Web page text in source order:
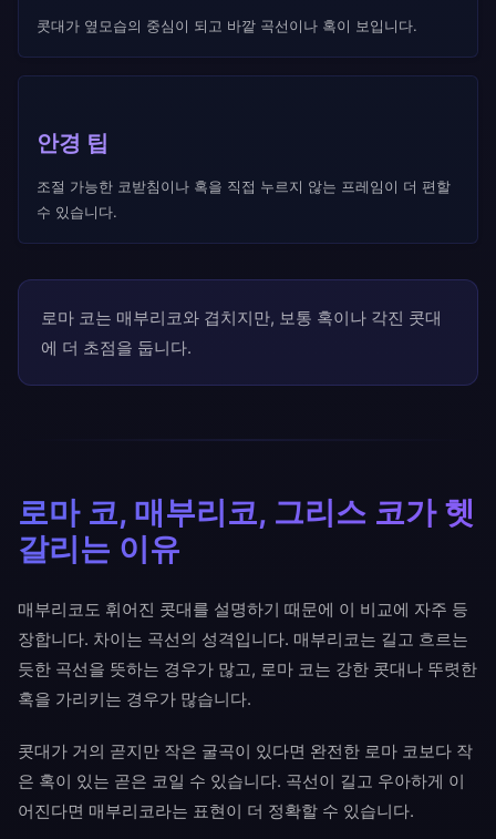
콧대가 옆모습의 중심이 되고 바깥 곡선이나 혹이 보입니다.
안경 팁
조절 가능한 코받침이나 혹을 직접 누르지 않는 프레임이 더 편할
수 있습니다.
로마 코는 매부리코와 겹치지만, 보통 혹이나 각진 콧대
에 더 초점을 둡니다.
로마 코, 매부리코, 그리스 코가 헷
갈리는 이유
매부리코도 휘어진 콧대를 설명하기 때문에 이 비교에 자주 등
장합니다. 차이는 곡선의 성격입니다. 매부리코는 길고 흐르는
듯한 곡선을 뜻하는 경우가 많고, 로마 코는 강한 콧대나 뚜렷한
혹을 가리키는 경우가 많습니다.
콧대가 거의 곧지만 작은 굴곡이 있다면 완전한 로마 코보다 작
은 혹이 있는 곧은 코일 수 있습니다. 곡선이 길고 우아하게 이
어진다면 매부리코라는 표현이 더 정확할 수 있습니다.